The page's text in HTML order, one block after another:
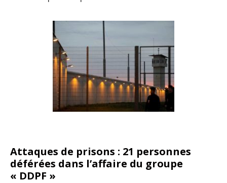
Attaques de prisons : 21 personnes
déférées dans l’affaire du groupe
« DDPF »